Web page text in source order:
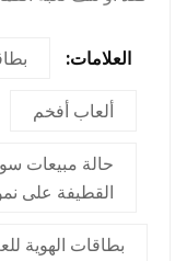
العلامات:
ألعاب أفخم
حالة مبيعات
القطيفة على
بطاقات الهوية